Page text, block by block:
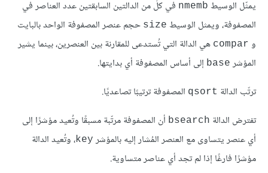
يمثّل الوسيط nmemb في كلٍّ من الدالتين السابقتين عدد العناصر في
المصفوفة، ويمثل الوسيط size حجم عنصر المصفوفة الواحد بالبايت
و compar هي الدالة التي تُستدعى للمقارنة بين العنصرين، بينما يشير
المؤشر base إلى أساس المصفوفة أي بدايتها.
ترتّب الدالة qsort المصفوفة ترتيبًا تصاعديًا.
تفترض الدالة bsearch أن المصفوفة مرتّبة مسبقًا وتُعيد مؤشرًا إلى
أي عنصر يتساوى مع العنصر المُشار إليه بالمؤشر key، وتُعيد الدالة
مؤشرًا فارغًا إذا لم تجد أي عناصر متساوية.